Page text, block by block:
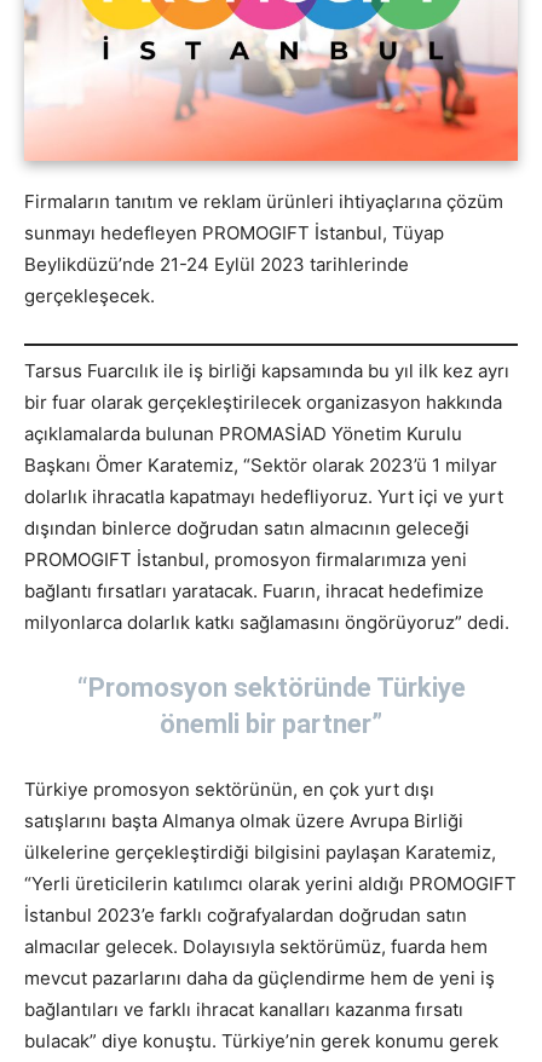
Firmaların tanıtım ve reklam ürünleri ihtiyaçlarına çözüm
sunmayı hedefleyen PROMOGIFT İstanbul, Tüyap
Beylikdüzü’nde 21-24 Eylül 2023 tarihlerinde
gerçekleşecek.
Tarsus Fuarcılık ile iş birliği kapsamında bu yıl ilk kez ayrı
bir fuar olarak gerçekleştirilecek organizasyon hakkında
açıklamalarda bulunan PROMASİAD Yönetim Kurulu
Başkanı Ömer Karatemiz, “Sektör olarak 2023’ü 1 milyar
dolarlık ihracatla kapatmayı hedefliyoruz. Yurt içi ve yurt
dışından binlerce doğrudan satın almacının geleceği
PROMOGIFT İstanbul, promosyon firmalarımıza yeni
bağlantı fırsatları yaratacak. Fuarın, ihracat hedefimize
milyonlarca dolarlık katkı sağlamasını öngörüyoruz” dedi.
“Promosyon sektöründe Türkiye
önemli bir partner”
Türkiye promosyon sektörünün, en çok yurt dışı
satışlarını başta Almanya olmak üzere Avrupa Birliği
ülkelerine gerçekleştirdiği bilgisini paylaşan Karatemiz,
“Yerli üreticilerin katılımcı olarak yerini aldığı PROMOGIFT
İstanbul 2023’e farklı coğrafyalardan doğrudan satın
almacılar gelecek. Dolayısıyla sektörümüz, fuarda hem
mevcut pazarlarını daha da güçlendirme hem de yeni iş
bağlantıları ve farklı ihracat kanalları kazanma fırsatı
bulacak” diye konuştu. Türkiye’nin gerek konumu gerek